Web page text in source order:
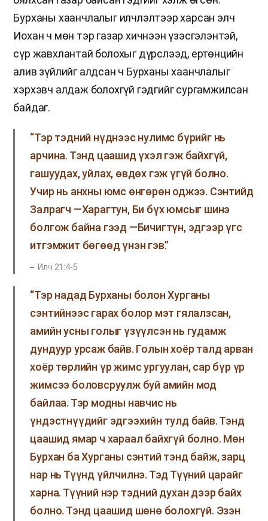
Бурханы хаанчлалыг илчлэлтээр харсан элч
Иохан ч мөн тэр газар хичнээн үзэсгэлэнтэй,
сүр жавхлантай болохыг дүрслээд, ертөнцийн
алив зүйлийг алдсан ч Бурханы хаанчлалыг
хэрхэвч алдаж болохгүй гэдгийг сургамжилсан
байдаг.
“Тэр тэдний нүднээс нулимс бүрийг нь
арчина. Тэнд цаашид үхэл гэж байхгүй,
гашуудах, уйлах, өвдөх гэж үгүй болно.
Учир нь анхны юмс өнгөрөн оджээ. Сэнтийд
Залрагч —Харагтун, Би бүх юмсыг шинэ
болгож байна гээд —Бичигтүн, эдгээр үгс
итгэмжит бөгөөд үнэн гэв.”
Илч 21:4-5
“Тэр надад Бурханы болон Хурганы
сэнтийнээс гарах болор мэт гялалзсан,
амийн усны голыг үзүүлсэн нь гудамж
дундуур урсаж байв. Голын хоёр талд арван
хоёр төрлийн үр жимс ургуулан, сар бүр үр
жимсээ боловсруулж буй амийн мод
байлаа. Тэр модны навчис нь
үндэстнүүдийг эдгээхийн тулд байв. Тэнд
цаашид ямар ч хараал байхгүй болно. Мөн
Бурхан ба Хурганы сэнтий тэнд байж, зарц
нар нь Түүнд үйлчилнэ. Тэд Түүний царайг
харна. Түүний нэр тэдний духан дээр байх
болно. Тэнд цаашид шөнө болохгүй. Эзэн